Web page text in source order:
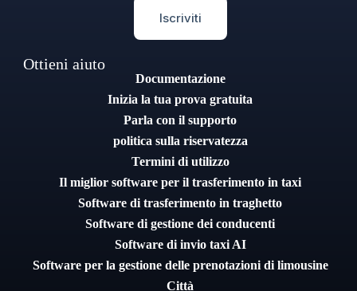
Iscriviti
Ottieni aiuto
Documentazione
Inizia la tua prova gratuita
Parla con il supporto
politica sulla riservatezza
Termini di utilizzo
Il miglior software per il trasferimento in taxi
Software di trasferimento in traghetto
Software di gestione dei conducenti
Software di invio taxi AI
Software per la gestione delle prenotazioni di limousine
Città